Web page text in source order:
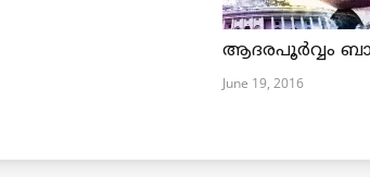
ആദരപൂര്‍വ്വം
June 19, 2016